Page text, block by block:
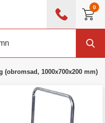
0
(obromsad, 1000x700x200 mm)